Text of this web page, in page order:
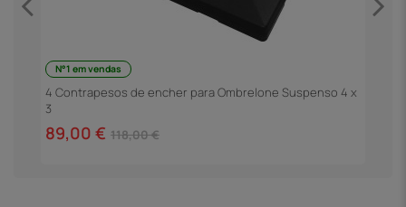
N°1 em vendas
4 Contrapesos de encher para Ombrelone Suspenso 4 x
3
89,00 € 118,00 €